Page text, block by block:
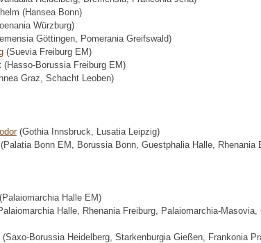
(Hansea Bonn)
Würzburg)
Göttingen, Pomerania Greifswald)
(Suevia Freiburg EM)
(Hasso-Borussia Freiburg EM)
Graz, Schacht Leoben)
(Gothia Innsbruck, Lusatia Leipzig)
Bonn EM, Borussia Bonn, Guestphalia Halle, Rhenania
Halle EM)
Halle, Rhenania Freiburg, Palaiomarchia-Masovia,
(Saxo-Borussia Heidelberg, Starkenburgia Gießen, Frankonia